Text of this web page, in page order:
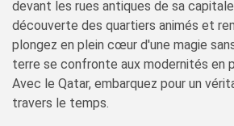
devant les rues antiques de sa
découverte des quartiers animés et
plongez en plein cœur d'une magie
terre se confronte aux modernités en
Avec le Qatar, embarquez pour un
travers le temps.